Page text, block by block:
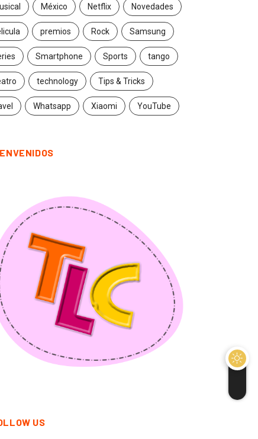
México Netflix Novedades
premios Rock Samsung
Smartphone Sports tango
technology Tips & Tricks
Whatsapp Xiaomi YouTube
US